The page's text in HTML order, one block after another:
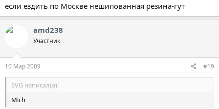
Шиповки еще уменьшают тормозной путь: «Мишлен» на 5,8 м,
«Континенталь» на 4,5 м. Средний показатель – 29,2 м. А вот
липучки терпят фиаско: их результаты – 52,1–56,5 м. «Мишлен»
сравнялся с «Бриджстоуном», а впереди «Нокиан». Средний
тормозной путь на нешипованной резине – 54,9 м. Многовато!
В таких условиях шиповки эффективнее почти в два раза.
ПОЧТИ НОЛЬ
В таких условиях спасовали и шиповки, увеличившие
если ездить по Москве нешипованная резина-гут
amd238
Участник
10 Мар 2009 #19
SVG написал(а):
Mich